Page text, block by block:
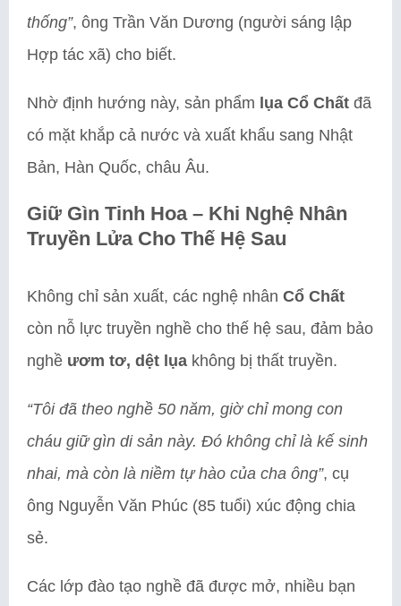
thống”, ông Trần Văn Dương (người sáng lập
Hợp tác xã) cho biết.
Nhờ định hướng này, sản phẩm lụa Cổ Chất đã
có mặt khắp cả nước và xuất khẩu sang Nhật
Bản, Hàn Quốc, châu Âu.
Giữ Gìn Tinh Hoa – Khi Nghệ Nhân
Truyền Lửa Cho Thế Hệ Sau
Không chỉ sản xuất, các nghệ nhân Cổ Chất
còn nỗ lực truyền nghề cho thế hệ sau, đảm bảo
nghề ươm tơ, dệt lụa không bị thất truyền.
“Tôi đã theo nghề 50 năm, giờ chỉ mong con
cháu giữ gìn di sản này. Đó không chỉ là kế sinh
nhai, mà còn là niềm tự hào của cha ông”, cụ
ông Nguyễn Văn Phúc (85 tuổi) xúc động chia
sẻ.
Các lớp đào tạo nghề đã được mở, nhiều bạn